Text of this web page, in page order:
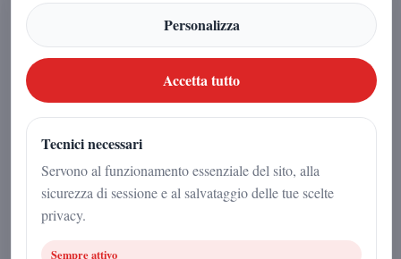
Atalanta-Inter, il match clou della
giornata
27 dicembre 2025
Personalizza
Accetta tutto
Tecnici necessari
Servono al funzionamento essenziale del sito, alla
sicurezza di sessione e al salvataggio delle tue scelte
privacy.
Sempre attivo